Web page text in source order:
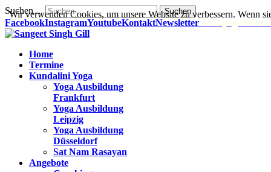
Suchen ... Suchen
FacebookInstagramYoutubeKontaktNewsletterwww.yoga-
Home
Termine
Kundalini Yoga
Yoga Ausbildung
Frankfurt
Yoga Ausbildung
Leipzig
Yoga Ausbildung
Düsseldorf
Sat Nam Rasayan
Angebote
Wir verwenden Cookies, um unsere Website zu verbessern. Wenn